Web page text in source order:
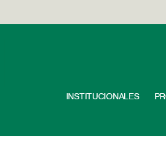
INSTITUCIONALES